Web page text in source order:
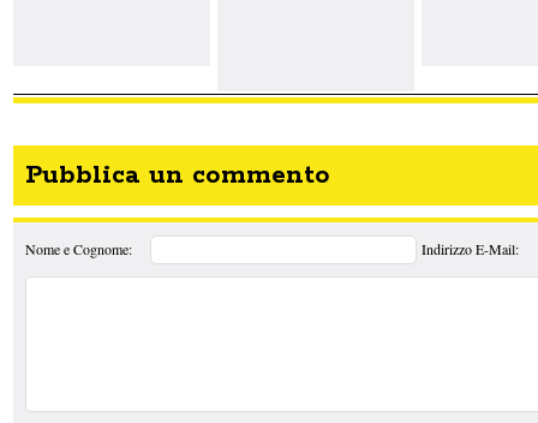
Pubblica un commento
Nome e Cognome: Indirizzo E-Mail: